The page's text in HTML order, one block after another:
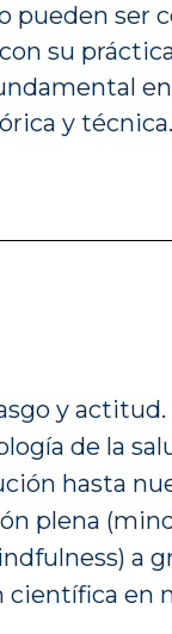
pueden ser
su
y técnica.
y actitud.
de la
hasta
plena
a
científica en